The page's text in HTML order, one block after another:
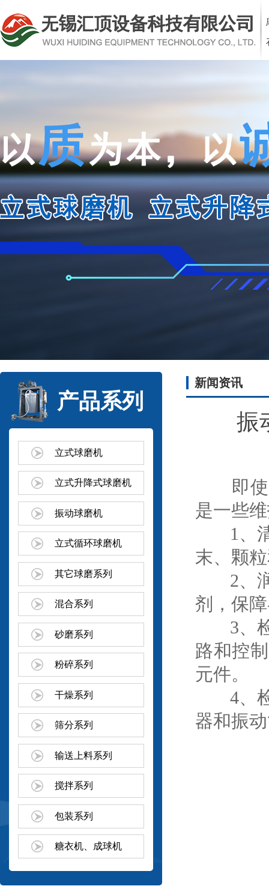
产品系列
立式球磨机
立式升降式球磨机
振动球磨机
立式循环球磨机
其它球磨系列
混合系列
砂磨系列
粉碎系列
干燥系列
筛分系列
输送上料系列
搅拌系列
包装系列
糖衣机、成球机
新闻资讯
振
即使振
是一些
1、清
末、颗
2、润
剂，保
3、检
路和控
元件。
4、检
器和振